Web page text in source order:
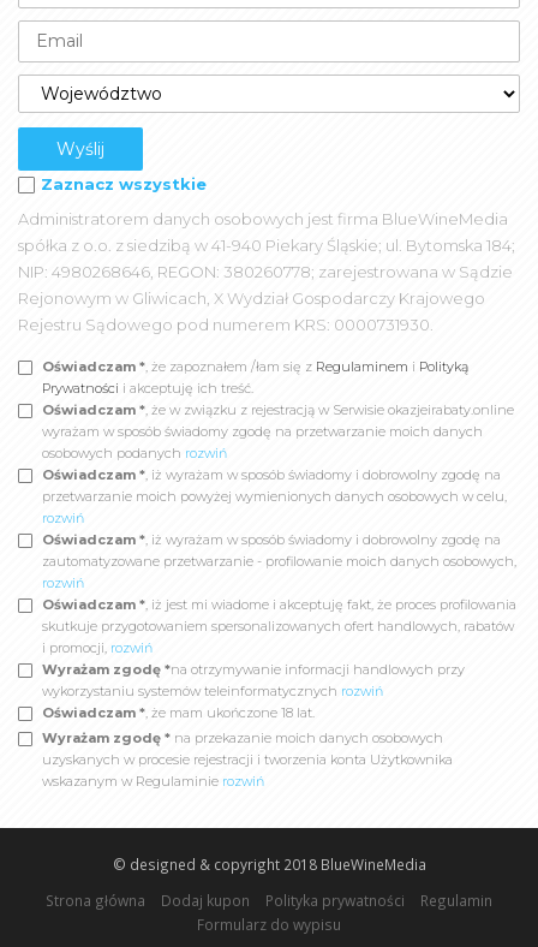
Zaznacz wszystkie
Administratorem danych osobowych jest firma BlueWineMedia
spółka z o.o. z siedzibą w 41-940 Piekary Śląskie; ul. Bytomska 184;
NIP: 4980268646, REGON: 380260778; zarejestrowana w Sądzie
Rejonowym w Gliwicach, X Wydział Gospodarczy Krajowego
Rejestru Sądowego pod numerem KRS: 0000731930.
Oświadczam *, że zapoznałem /łam się z Regulaminem i Polityką
Prywatności i akceptuję ich treść.
Oświadczam *, że w związku z rejestracją w Serwisie okazjeirabaty.online
wyrażam w sposób świadomy zgodę na przetwarzanie moich danych
osobowych podanych rozwiń
Oświadczam *, iż wyrażam w sposób świadomy i dobrowolny zgodę na
przetwarzanie moich powyżej wymienionych danych osobowych w celu,
rozwiń
Oświadczam *, iż wyrażam w sposób świadomy i dobrowolny zgodę na
zautomatyzowane przetwarzanie - profilowanie moich danych osobowych,
rozwiń
Oświadczam *, iż jest mi wiadome i akceptuję fakt, że proces profilowania
skutkuje przygotowaniem spersonalizowanych ofert handlowych, rabatów
i promocji, rozwiń
Wyrażam zgodę *na otrzymywanie informacji handlowych przy
wykorzystaniu systemów teleinformatycznych rozwiń
Oświadczam *, że mam ukończone 18 lat.
Wyrażam zgodę * na przekazanie moich danych osobowych
uzyskanych w procesie rejestracji i tworzenia konta Użytkownika
wskazanym w Regulaminie rozwiń
© designed & copyright 2018 BlueWineMedia
Strona główna
Dodaj kupon Polityka prywatności
Regulamin
Formularz do wypisu